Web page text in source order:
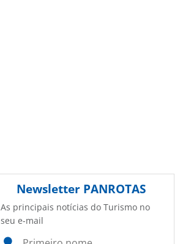
Newsletter PANROTAS
As principais notícias do Turismo no
seu e-mail